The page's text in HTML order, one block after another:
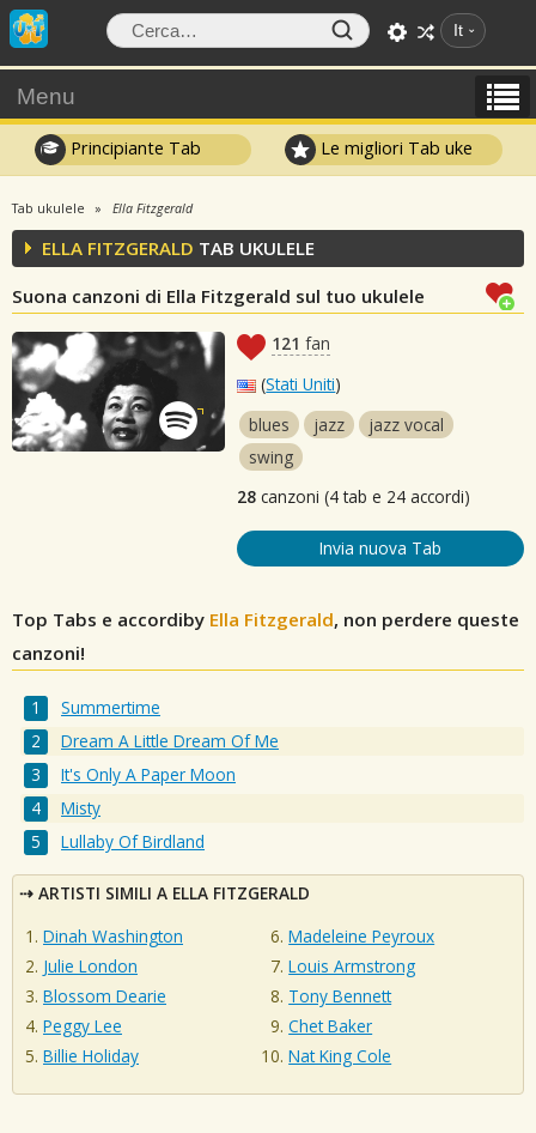
It
Menu
Principiante Tab Le migliori Tab uke
Tab ukulele Ella Fitzgerald
ELLA FITZGERALD TAB UKULELE
Suona canzoni di Ella Fitzgerald sul tuo ukulele
121 fan
(Stati Uniti)
blues
jazz
jazz vocal
swing
28 canzoni (4 tab e 24 accordi)
Invia nuova Tab
Top Tabs e accordiby Ella Fitzgerald, non perdere queste
canzoni!
Summertime
Dream A Little Dream Of Me
It's Only A Paper Moon
Misty
Lullaby Of Birdland
ARTISTI SIMILI A ELLA FITZGERALD
Dinah Washington
Julie London
Blossom Dearie
Peggy Lee
Billie Holiday
Madeleine Peyroux
Louis Armstrong
Tony Bennett
Chet Baker
Nat King Cole